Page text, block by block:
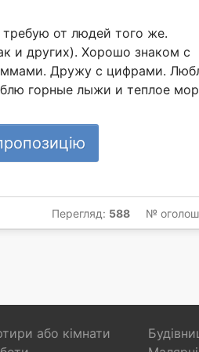
от людей того же.
и других). Хорошо знаком с
Дружу с цифрами.
горные лыжи и теплое
Перегляд: 588 №
або кімнати